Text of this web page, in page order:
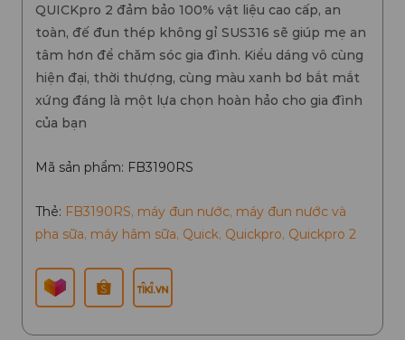
QUICKpro 2 đảm bảo 100% vật liệu cao cấp, an
toàn, đế đun thép không gỉ SUS316 sẽ giúp mẹ an
tâm hơn để chăm sóc gia đình. Kiểu dáng vô cùng
hiện đại, thời thượng, cùng màu xanh bơ bắt mắt
xứng đáng là một lựa chọn hoàn hảo cho gia đình
của bạn
Mã sản phẩm: FB3190RS
Thẻ: FB3190RS, máy đun nước, máy đun nước và
pha sữa, máy hâm sữa, Quick, Quickpro, Quickpro 2